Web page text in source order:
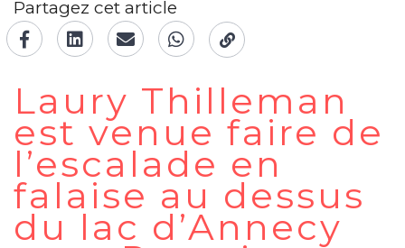
Partagez cet article
Laury Thilleman
est venue faire de
l’escalade en
falaise au dessus
du lac d’Annecy